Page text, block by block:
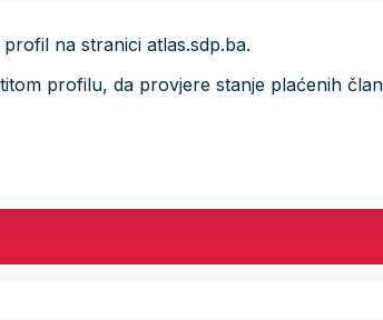
na stranici atlas.sdp.ba.
profilu, da provjere stanje plaćenih